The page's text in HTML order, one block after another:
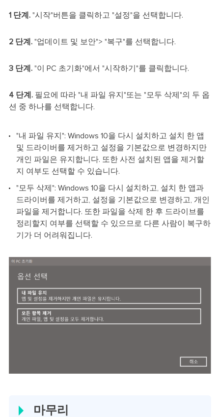
1 단계."시작"버튼을 클릭하고 "설정"을 선택합니다.
2 단계. "업데이트 및 보안"> "복구"를 선택합니다.
3 단계."이 PC 초기화"에서 "시작하기"를 클릭합니다.
4 단계. 필요에 따라 "내 파일 유지"또는 "모두 삭제"의 두 옵
션 중 하나를 선택합니다.
"내 파일 유지": Windows 10을 다시 설치하고 설치 한 앱
및 드라이버를 제거하고 설정을 기본값으로 변경하지만
개인 파일은 유지합니다. 또한 사전 설치된 앱을 제거할
지 여부도 선택할 수 있습니다.
"모두 삭제": Windows 10을 다시 설치하고, 설치 한 앱과
드라이버를 제거하고, 설정을 기본값으로 변경하고, 개인
파일을 제거합니다. 또한 파일을 삭제 한 후 드라이브를
정리할지 여부를 선택할 수 있으므로 다른 사람이 복구하
기가 더 어려워집니다.
마무리